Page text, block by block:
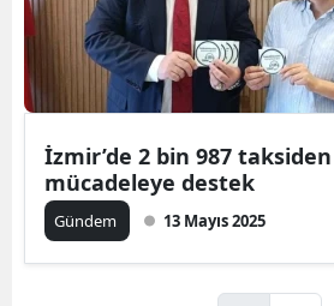
İzmir’de 2 bin 987 taksiden
mücadeleye destek
Gündem 13 Mayıs 2025